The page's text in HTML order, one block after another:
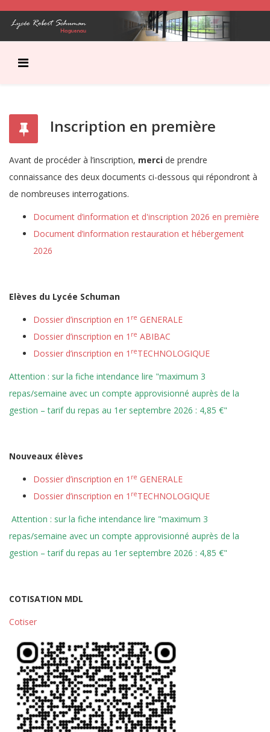
Inscription en première
Avant de procéder à l’inscription, merci de prendre
connaissance des deux documents ci-dessous qui répondront à
de nombreuses interrogations.
Document d’information et d'inscription 2026 en première
Document d’information restauration et hébergement
2026
Elèves du Lycée Schuman
Dossier d’inscription en 1 re GENERALE
Dossier d’inscription en 1 re ABIBAC
Dossier d’inscription en 1 reTECHNOLOGIQUE
Attention : sur la fiche intendance lire "maximum 3
repas/semaine avec un compte approvisionné auprès de la
gestion – tarif du repas au 1er septembre 2026 : 4,85 €"
Nouveaux élèves
Dossier d’inscription en 1 re GENERALE
Dossier d’inscription en 1 reTECHNOLOGIQUE
Attention : sur la fiche intendance lire "maximum 3
repas/semaine avec un compte approvisionné auprès de la
gestion – tarif du repas au 1er septembre 2026 : 4,85 €"
COTISATION MDL
Cotiser